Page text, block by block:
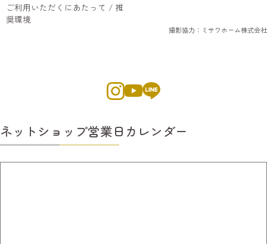
ご利用いただくにあたって / 推
奨環境
撮影協力：ミサワホーム株式会社
ネットショップ営業日カレンダー